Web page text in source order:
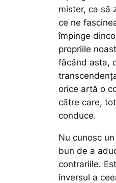
mister, ca să
ce ne
împinge
propriile
făcând asta,
orice artă o
către care,
conduce.
Nu cunosc
bun de a
contrariile.
inversul a